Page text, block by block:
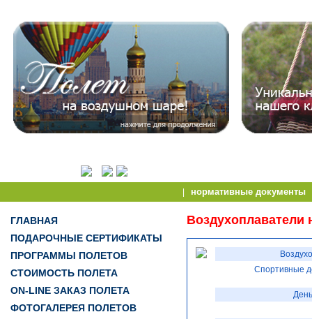
нормативные документы
ГЛАВНАЯ
ПОДАРОЧНЫЕ СЕРТИФИКАТЫ
ПРОГРАММЫ ПОЛЕТОВ
СТОИМОСТЬ ПОЛЕТА
ON-LINE ЗАКАЗ ПОЛЕТА
ФОТОГАЛЕРЕЯ ПОЛЕТОВ
Воздухоплаватели
Спортивные